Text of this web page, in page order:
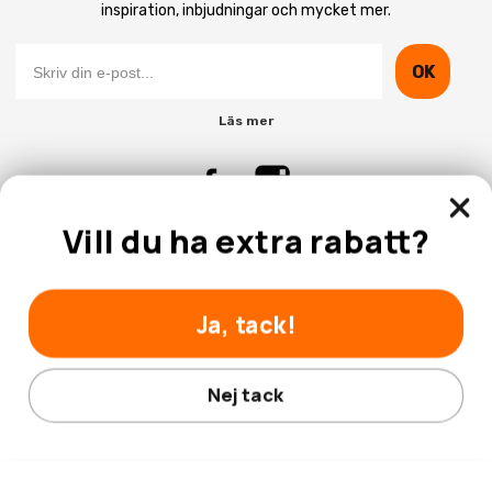
inspiration, inbjudningar och mycket mer.
OK
Läs mer
Kundtjänst
© 2026 Hobbyhallen.se
Vill du ha extra rabatt?
Ja, tack!
Nej tack